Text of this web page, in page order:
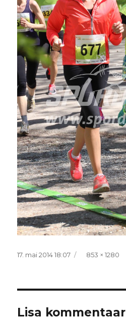
Postitatud
17. mai 2014 18:07 Täissuurus
853 × 1280
Lisa kommentaar